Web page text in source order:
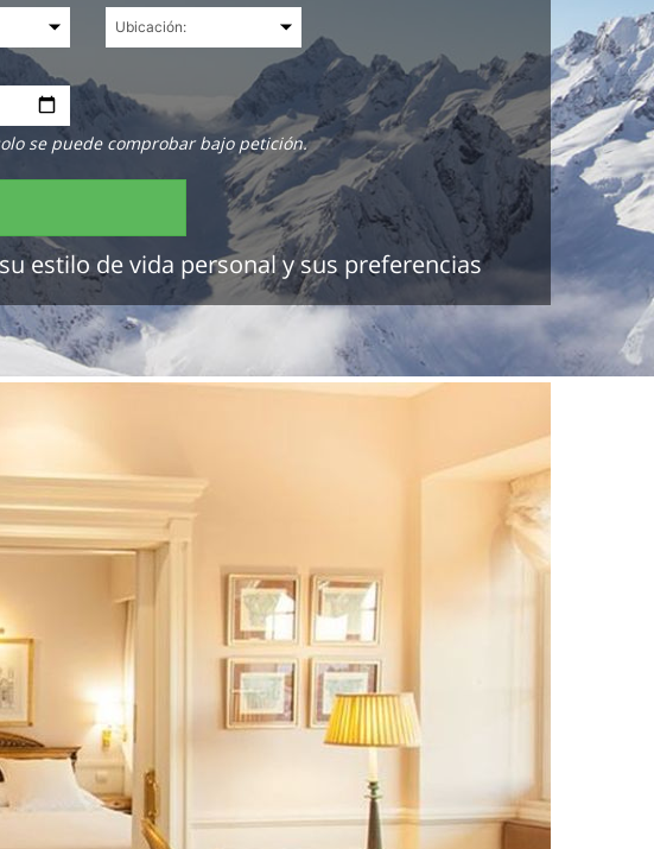
se puede comprobar bajo petición.
estilo de vida personal y sus preferencias